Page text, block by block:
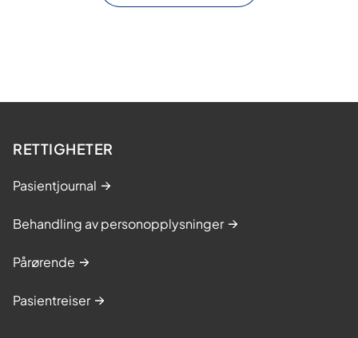
RETTIGHETER
Pasientjournal
Behandling av personopplysninger
Pårørende
Pasientreiser